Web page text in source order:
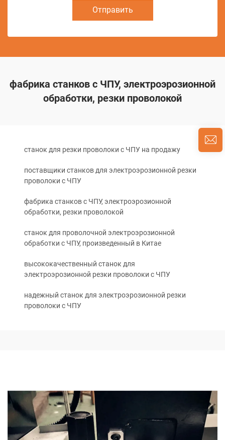
Отправить
фабрика станков с ЧПУ, электроэрозионной
обработки, резки проволокой
станок для резки проволоки с ЧПУ на продажу
поставщики станков для электроэрозионной резки
проволоки с ЧПУ
фабрика станков с ЧПУ, электроэрозионной
обработки, резки проволокой
станок для проволочной электроэрозионной
обработки с ЧПУ, произведенный в Китае
высококачественный станок для
электроэрозионной резки проволоки с ЧПУ
надежный станок для электроэрозионной резки
проволоки с ЧПУ